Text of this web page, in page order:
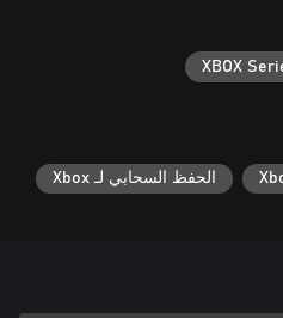
XBOX
الحفظ السحابي لـ Xbox